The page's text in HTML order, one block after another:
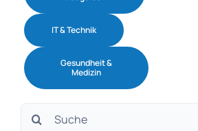
Software
IT & Technik
Gesundheit &
Medizin
Suche